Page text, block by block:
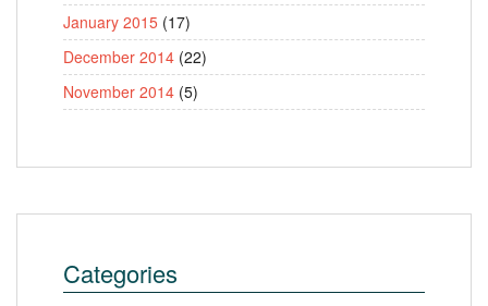
January 2015 (17)
December 2014 (22)
November 2014 (5)
Categories